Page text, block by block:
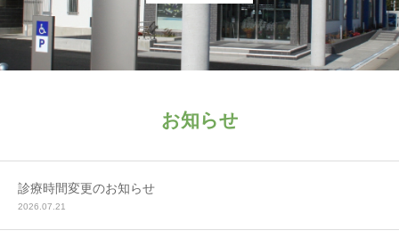
お知らせ
診療時間変更のお知らせ
2026.07.21
メディカルフィットネス SHL